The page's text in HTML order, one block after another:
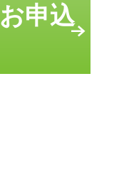
申込